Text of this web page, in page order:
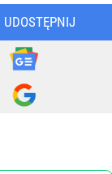
UDOSTĘPNIJ